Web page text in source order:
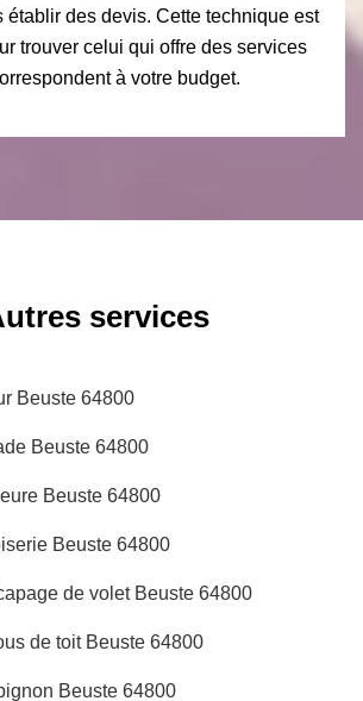
établir des devis. Cette technique est
trouver celui qui offre des services
à votre budget.
services
Beuste 64800
Beuste 64800
Beuste 64800
Beuste 64800
de volet Beuste 64800
de toit Beuste 64800
Beuste 64800